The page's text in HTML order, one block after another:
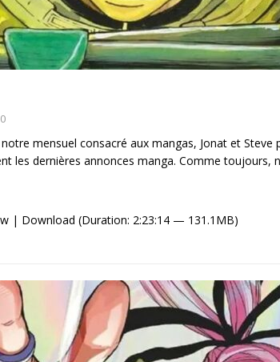
0
mensuel consacré aux mangas, Jonat et Steve
les dernières annonces manga. Comme toujours,
| Download (Duration: 2:23:14 — 131.1MB)